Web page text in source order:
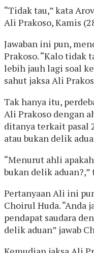
“Tidak tau,” kata
Ali Prakoso, Kamis
Jawaban ini pun,
Prakoso. “Kalo tidak
lebih jauh lagi soal
sahut jaksa Ali
Tak hanya itu,
Ali Prakoso dengan
ditanya terkait pasal
atau bukan delik
“Menurut ahli
bukan delik aduan?,”
Pertanyaan Ali ini
Choirul Huda. “Anda
pendapat saudara
delik aduan” jawab